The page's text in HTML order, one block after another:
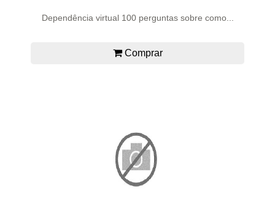
Dependência virtual 100 perguntas sobre como...
Comprar